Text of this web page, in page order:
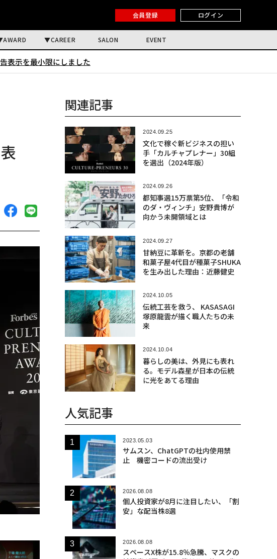
会員登録 ログイン
AWARD CAREER SALON EVENT
表示を最小限にしました
関連記事
2024.09.25
文化で稼ぐ新ビジネスの担い
手「カルチャプレナー」30組
を選出（2024年版）
2024.09.26
都知事選15万票第5位、「令和
のダ・ヴィンチ」安野貴博が
向かう未開領域とは
2024.09.27
甘納豆に革新を。京都の老舗
和菓子屋4代目が種菓子SHUKA
を生み出した理由：近藤健史
2024.10.05
伝統工芸を救う、 KASASAGI
塚原龍雲が描く職人たちの未
来
2024.10.04
暮らしの美は、外見にも表れ
る。モデル森星が日本の伝統
に光をあてる理由
人気記事
2023.05.03
サムスン、ChatGPTの社内使用禁
止 機密コードの流出受け
2026.08.08
個人投資家が8月に注目したい、「割
安」な配当株8選
2026.08.08
スペースX株が15.8％急騰、マスクの